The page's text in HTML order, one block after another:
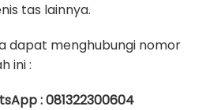
tas lainnya.
dapat menghubungi nomor
ini :
: 081322300604